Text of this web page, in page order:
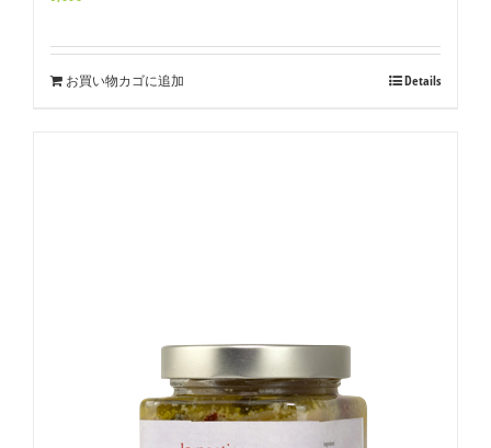
お買い物カゴに追加 Details